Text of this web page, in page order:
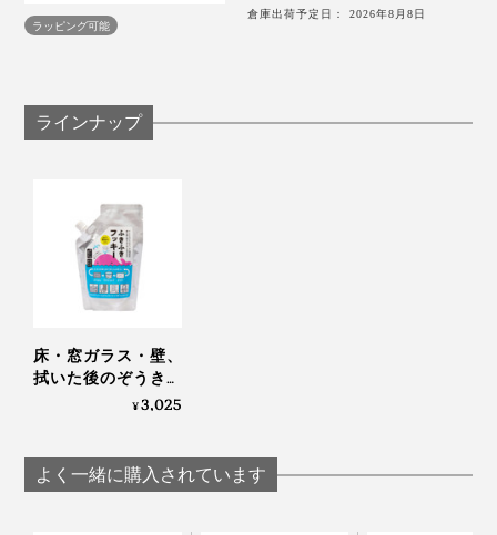
は、その後、フローリングの床、砂が溜まった窓サッシ
を拭いた後も、洗えば、ほぼ真っ白に元通り。
真っ白なぞうきんが蘇るたびに、「よし、次」と、自然
にやる気が出てきました。
に光って、いい気分。
ラッピング可能
倉庫出荷予定日： 2026年8月8日
ラインナップ
床・窓ガラス・壁、
拭いた後のぞうきん
までピカピカになる
キー
¥3,025
よく一緒に購入されています